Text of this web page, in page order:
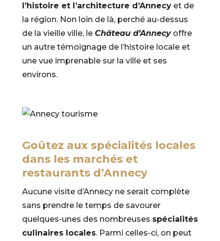
l’histoire et l’architecture d’Annecyet de
la région. Non loin de là, perché au-dessus
de la vieille ville, le Château d’Annecyoffre
un autre témoignage de l’histoire locale et
une vue imprenable sur la ville et ses
environs.
Goûtez aux spécialités locales
dans les marchés et
restaurants d’Annecy
Aucune visite d’Annecy ne serait complète
sans prendre le temps de savourer
quelques-unes des nombreuses spécialités
culinaires locales. Parmi celles-ci, on peut